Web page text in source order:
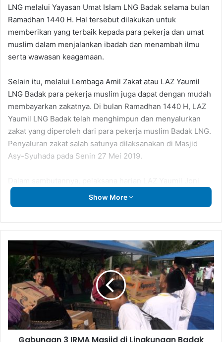
LNG melalui Yayasan Umat Islam LNG Badak selama bulan
Ramadhan 1440 H. Hal tersebut dilakukan untuk
memberikan yang terbaik kepada para pekerja dan umat
muslim dalam menjalankan ibadah dan menambah ilmu
serta wawasan keagamaan.
Selain itu, melalui Lembaga Amil Zakat atau LAZ Yaumil
LNG Badak para pekerja muslim juga dapat dengan mudah
membayarkan zakatnya. Di bulan Ramadhan 1440 H, LAZ
Yaumil LNG Badak telah menghimpun dan menyalurkan
zakat yang diperoleh dari para pekerja muslim Badak LNG.
Penyaluran zakat salah satunya dilaksanakan di Masjid
Asy-Syuhada pada Senin 27 Mei 2019.
Patra menyampaikan bahwa penyaluran zakat merupakan
program rutin tahunan LAZ Yaumil setiap bulan Ramadhan.
Badak LNG.
Show More
3
IRMA
Masjid
di
Lingkungan
Badak
LNG
Gelar
Bazar